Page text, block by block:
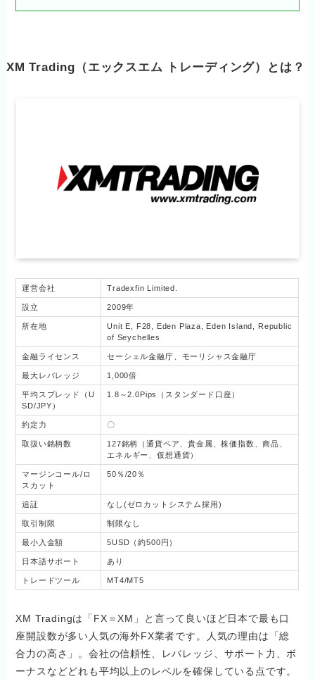
XM Trading（エックスエム トレーディング）とは？
運営会社 Tradexfin Limited.
設立 2009年
所在地
Unit E, F28, Eden Plaza, Eden Island, Republic
of Seychelles
金融ライセンス セーシェル金融庁、モーリシャス金融庁
最大レバレッジ 1,000倍
平均スプレッド（U
SD/JPY）
1.8～2.0Pips（スタンダード口座）
約定力 〇
取扱い銘柄数
127銘柄（通貨ペア、貴金属、株価指数、商品、
エネルギー、仮想通貨）
マージンコール/ロ
スカット
50％/20％
追証 なし(ゼロカットシステム採用)
取引制限 制限なし
最小入金額 5USD（約500円）
日本語サポート あり
トレードツール MT4/MT5
XM Tradingは「FX＝XM」と言って良いほど日本で最も口
座開設数が多い人気の海外FX業者です。人気の理由は「総
合力の高さ」。会社の信頼性、レバレッジ、サポート力、ボ
ーナスなどどれも平均以上のレベルを確保している点です。